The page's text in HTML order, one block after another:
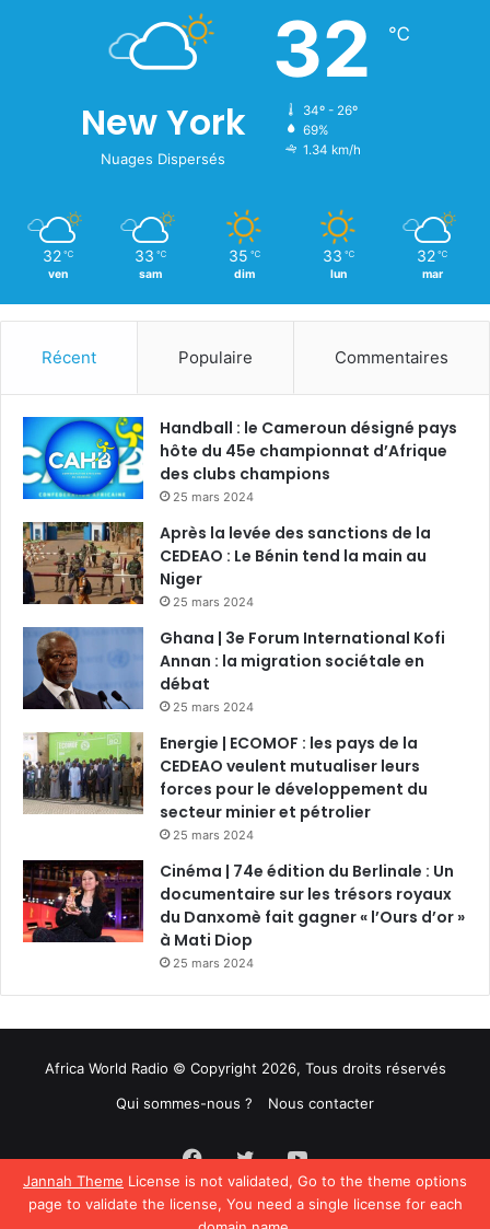
Jannah Theme License is not validated, Go to the theme options
page to validate the license, You need a single license for each
New York
Nuages Dispersés
32 ℃
34º - 26º
69%
1.34 km/h
32 ℃
ven
33 ℃
sam
35 ℃
dim
33 ℃
lun
32 ℃
mar
Récent Populaire Commentaires
Handball : le Cameroun désigné pays
hôte du 45e championnat d’Afrique
des clubs champions
25 mars 2024
Après la levée des sanctions de la
CEDEAO : Le Bénin tend la main au
Niger
25 mars 2024
Ghana | 3e Forum International Kofi
Annan : la migration sociétale en
débat
25 mars 2024
Energie | ECOMOF : les pays de la
CEDEAO veulent mutualiser leurs
forces pour le développement du
secteur minier et pétrolier
25 mars 2024
Cinéma | 74e édition du Berlinale : Un
documentaire sur les trésors royaux
du Danxomè fait gagner « l’Ours d’or »
à Mati Diop
25 mars 2024
Africa World Radio © Copyright 2026, Tous droits réservés
Qui sommes-nous ?
Nous contacter
Facebook
TwitterYouTube